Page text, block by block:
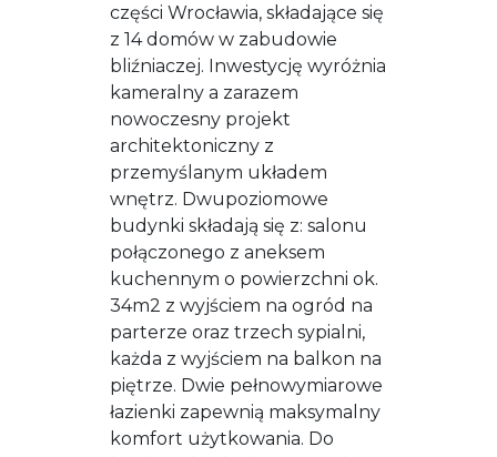
części Wrocławia, składające się
z 14 domów w zabudowie
bliźniaczej. Inwestycję wyróżnia
kameralny a zarazem
nowoczesny projekt
architektoniczny z
przemyślanym układem
wnętrz. Dwupoziomowe
budynki składają się z: salonu
połączonego z aneksem
kuchennym o powierzchni ok.
34m2 z wyjściem na ogród na
parterze oraz trzech sypialni,
każda z wyjściem na balkon na
piętrze. Dwie pełnowymiarowe
łazienki zapewnią maksymalny
komfort użytkowania. Do